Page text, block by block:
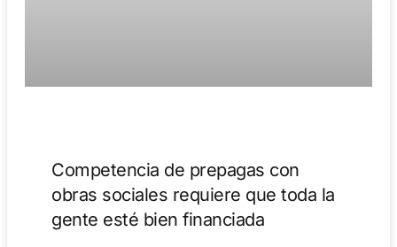
Competencia de prepagas con
obras sociales requiere que toda la
gente esté bien financiada